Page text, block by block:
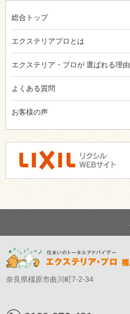
総合トップ
エクステリアプロとは
エクステリア・プロが選ばれる理由
よくある質問
お客様の声
奈良県橿原市曲川町7-2-34